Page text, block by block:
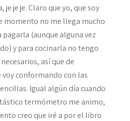
je je je. Claro que yo, que soy
momento no me llega mucho
(aunque alguna vez
y para cocinarla no tengo
así que de
conformando con las
Igual algún día cuando
termómetro me animo,
creo que iré a por el libro